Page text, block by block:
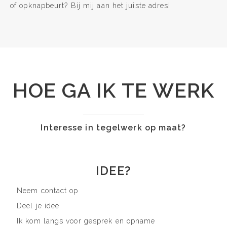
of opknapbeurt? Bij mij aan het juiste adres!
HOE GA IK TE WERK
Interesse in tegelwerk op maat?
IDEE?
Neem contact op
Deel je idee
Ik kom langs voor gesprek en opname